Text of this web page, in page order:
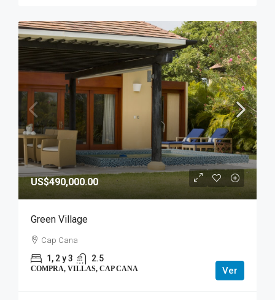
US$490,000.00
Green Village
Cap Cana
1, 2 y 3 2.5
COMPRA, VILLAS, CAP CANA Ver